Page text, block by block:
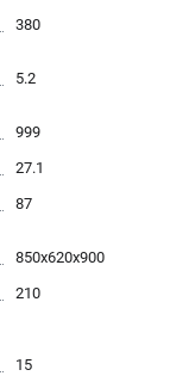
380
5.2
999
27.1
87
850х620х900
210
15